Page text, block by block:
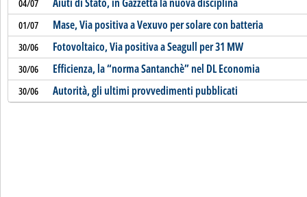
04/07
01/07 Mase, Via positiva a Vexuvo per solare con batteria
30/06 Fotovoltaico, Via positiva a Seagull per 31 MW
30/06 Efficienza, la “norma Santanchè” nel DL Economia
30/06 Autorità, gli ultimi provvedimenti pubblicati